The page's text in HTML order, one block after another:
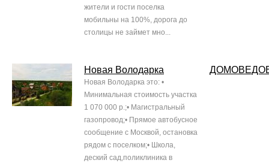
жители и гости поселка
мобильны на 100%, дорога до
столицы не займет мно...
Новая Володарка
Новая Володарка это: •
Минимальная стоимость участка
1 070 000 р.;• Магистральный
газопровод;• Прямое автобусное
сообщение с Москвой, остановка
рядом с поселком;• Школа,
деский сад,поликлиника в